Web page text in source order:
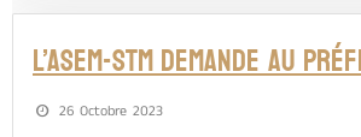
L’ASEM-STM DEMANDE AU
26 Octobre 2023